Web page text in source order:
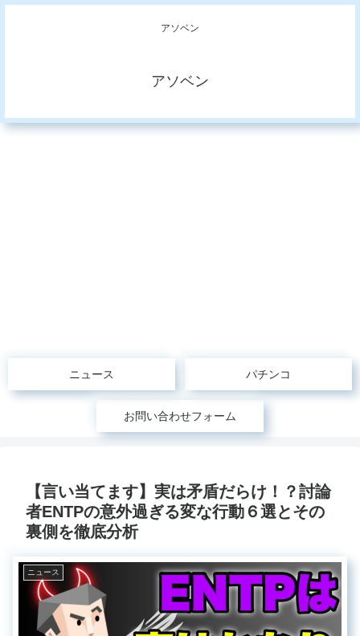
アソベン
アソベン
ニュース パチンコ
お問い合わせフォーム
【言い当てます】実は矛盾だらけ！？討論
者ENTPの意外過ぎる変な行動６選とその
裏側を徹底分析
ニュース